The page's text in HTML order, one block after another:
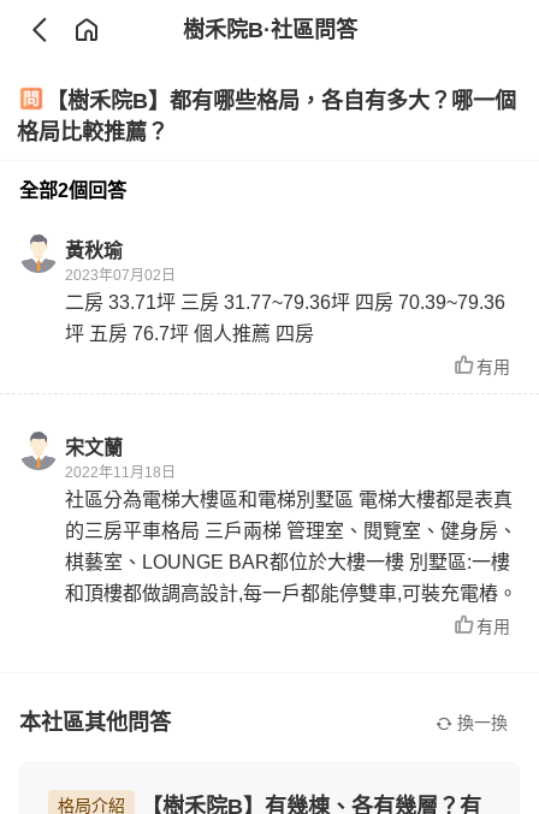
樹禾院B·社區問答
【樹禾院B】都有哪些格局，各自有多大？哪一個
格局比較推薦？
全部2個回答
黃秋瑜
2023年07月02日
二房 33.71坪 三房 31.77~79.36坪 四房 70.39~79.36
坪 五房 76.7坪 個人推薦 四房
有用
宋文蘭
2022年11月18日
社區分為電梯大樓區和電梯別墅區 電梯大樓都是表真
的三房平車格局 三戶兩梯 管理室、閱覽室、健身房、
棋藝室、LOUNGE BAR都位於大樓一樓 別墅區:一樓
和頂樓都做調高設計,每一戶都能停雙車,可裝充電樁。
有用
本社區其他問答 換一換
格局介紹
【樹禾院B】有幾棟、各有幾層？有